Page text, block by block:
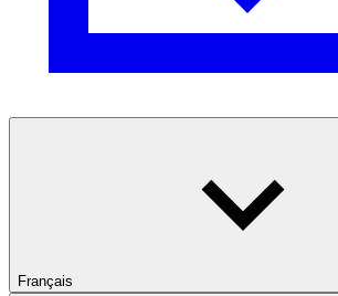
Français